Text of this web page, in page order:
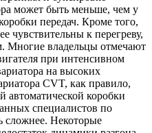
может быть меньше, чем у
передач. Кроме того,
чувствительны к перегреву,
Многие владельцы отмечают
при интенсивном
на высоких
CVT, как правило,
коробки
специалистов по
сложнее. Некоторые